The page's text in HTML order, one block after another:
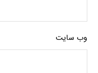
وب‌ سایت